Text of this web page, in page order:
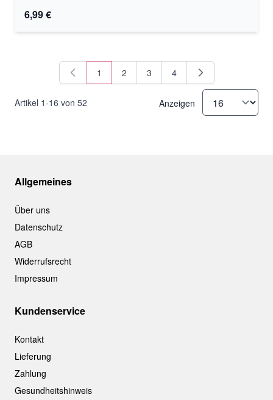
6,99 €
Artikel 1-16 von 52
Sie lesen gerade Seite
1 Seite
2 Seite
3 Seite
4
Anzeigen
Allgemeines
Über uns
Datenschutz
AGB
Widerrufsrecht
Impressum
Kundenservice
Kontakt
Lieferung
Zahlung
Gesundheitshinweis